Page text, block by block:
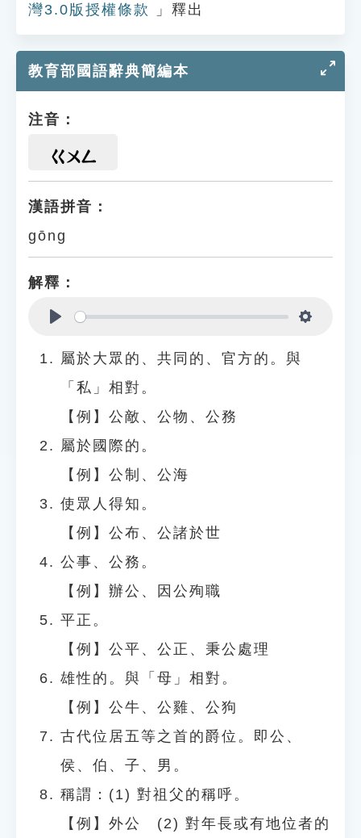
灣3.0版授權條款 」釋出
教育部國語辭典簡編本
注音：
ㄍㄨㄥ
漢語拼音：
gōng
解釋：
屬於大眾的、共同的、官方的。與
「私」相對。
【例】公敵、公物、公務
屬於國際的。
【例】公制、公海
使眾人得知。
【例】公布、公諸於世
公事、公務。
【例】辦公、因公殉職
平正。
【例】公平、公正、秉公處理
雄性的。與「母」相對。
【例】公牛、公雞、公狗
古代位居五等之首的爵位。即公、
侯、伯、子、男。
稱謂：(1) 對祖父的稱呼。
【例】外公 (2) 對年長或有地位者的